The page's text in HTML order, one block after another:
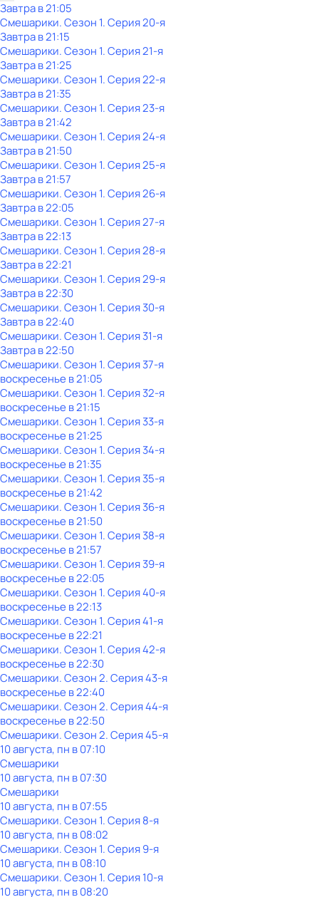
Завтра в 21:05
Смешарики. Сезон 1. Серия 20-я
Завтра в 21:15
Смешарики. Сезон 1. Серия 21-я
Завтра в 21:25
Смешарики. Сезон 1. Серия 22-я
Завтра в 21:35
Смешарики. Сезон 1. Серия 23-я
Завтра в 21:42
Смешарики. Сезон 1. Серия 24-я
Завтра в 21:50
Смешарики. Сезон 1. Серия 25-я
Завтра в 21:57
Смешарики. Сезон 1. Серия 26-я
Завтра в 22:05
Смешарики. Сезон 1. Серия 27-я
Завтра в 22:13
Смешарики. Сезон 1. Серия 28-я
Завтра в 22:21
Смешарики. Сезон 1. Серия 29-я
Завтра в 22:30
Смешарики. Сезон 1. Серия 30-я
Завтра в 22:40
Смешарики. Сезон 1. Серия 31-я
Завтра в 22:50
Смешарики. Сезон 1. Серия 37-я
воскресенье в21:05
Смешарики. Сезон 1. Серия 32-я
воскресенье в21:15
Смешарики. Сезон 1. Серия 33-я
воскресенье в21:25
Смешарики. Сезон 1. Серия 34-я
воскресенье в21:35
Смешарики. Сезон 1. Серия 35-я
воскресенье в21:42
Смешарики. Сезон 1. Серия 36-я
воскресенье в21:50
Смешарики. Сезон 1. Серия 38-я
воскресенье в21:57
Смешарики. Сезон 1. Серия 39-я
воскресенье в22:05
Смешарики. Сезон 1. Серия 40-я
воскресенье в22:13
Смешарики. Сезон 1. Серия 41-я
воскресенье в22:21
Смешарики. Сезон 1. Серия 42-я
воскресенье в22:30
Смешарики. Сезон 2. Серия 43-я
воскресенье в22:40
Смешарики. Сезон 2. Серия 44-я
воскресенье в22:50
Смешарики. Сезон 2. Серия 45-я
10 августа, пн в 07:10
Смешарики
10 августа, пн в 07:30
Смешарики
10 августа, пн в 07:55
Смешарики. Сезон 1. Серия 8-я
10 августа, пн в 08:02
Смешарики. Сезон 1. Серия 9-я
10 августа, пн в 08:10
Смешарики. Сезон 1. Серия 10-я
10 августа, пн в 08:20